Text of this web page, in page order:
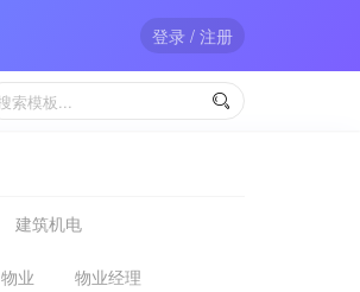
登录 / 注册

建筑机电
物业 物业经理